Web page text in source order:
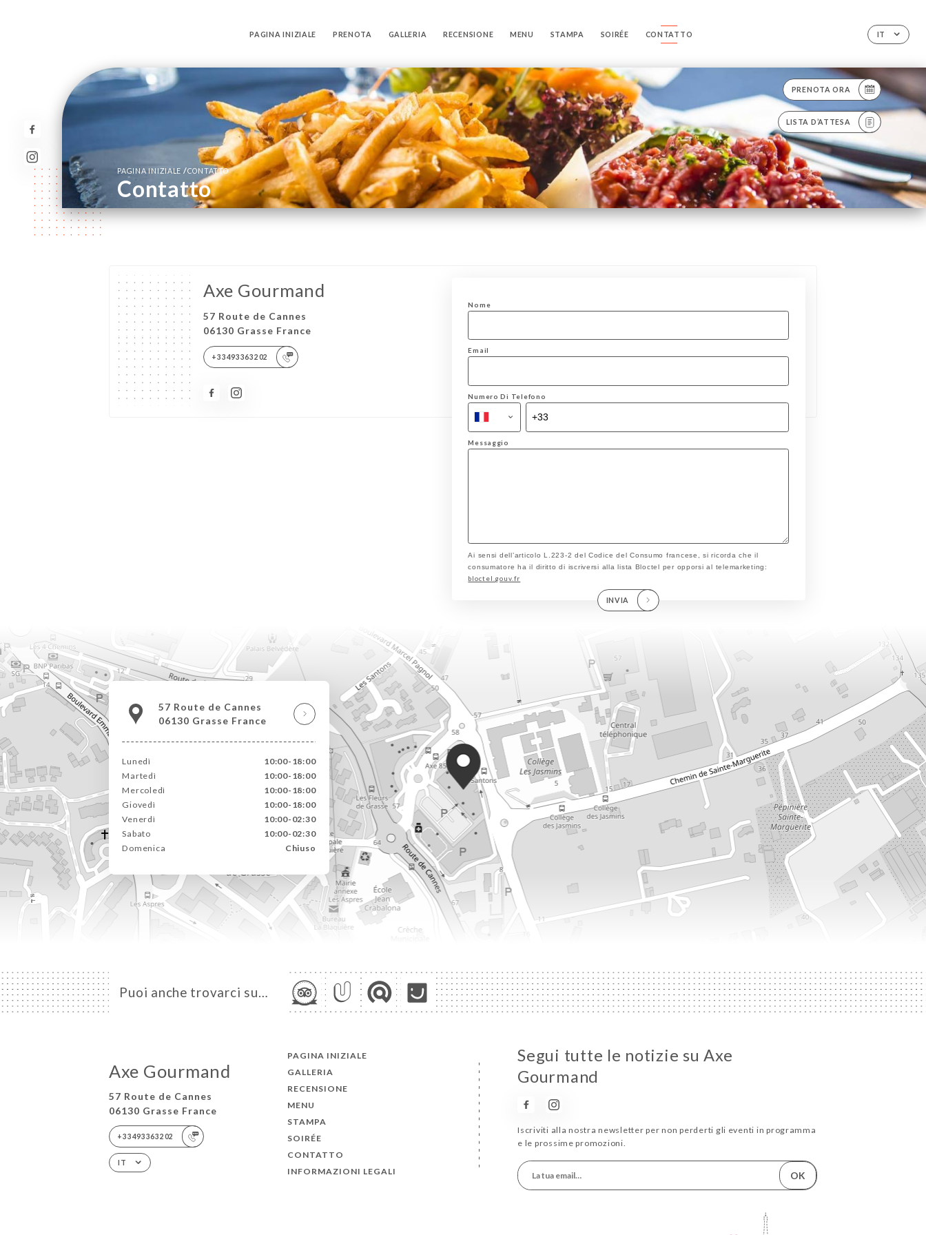
IT
PAGINA INIZIALE PRENOTA GALLERIA RECENSIONE MENU STAMPA SOIRÉE CONTATTO
PRENOTA ORA
LISTA D’ATTESA
PAGINA INIZIALE /CONTATTO
Contatto
Axe Gourmand
57 Route de Cannes
06130 Grasse France
+33493363202
Nome
Email
Numero Di Telefono
Messaggio
Ai sensi dell’articolo L.223-2 del Codice del Consumo francese, si ricorda che il
consumatore ha il diritto di iscriversi alla lista Bloctel per opporsi al telemarketing:
bloctel.gouv.fr
INVIA
57 Route de Cannes
06130 Grasse France
Lunedì
10:00-18:00
Martedì
10:00-18:00
Mercoledì
10:00-18:00
Giovedì
10:00-18:00
Venerdì
10:00-02:30
Sabato
10:00-02:30
Domenica
Chiuso
Puoi anche trovarci su…
Axe Gourmand
57 Route de Cannes
06130 Grasse France
+33493363202
IT
PAGINA INIZIALE
GALLERIA
RECENSIONE
MENU
STAMPA
SOIRÉE
CONTATTO
INFORMAZIONI LEGALI
Segui tutte le notizie su Axe
Gourmand
Iscriviti alla nostra newsletter per non perderti gli eventi in programma
e le prossime promozioni.
OK